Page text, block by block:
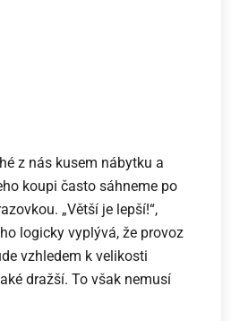
z nás kusem nábytku a
koupi často sáhneme po
„Větší je lepší!“,
logicky vyplývá, že provoz
vzhledem k velikosti
dražší. To však nemusí